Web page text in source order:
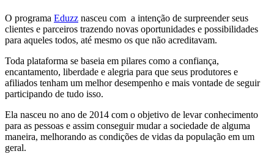
O programa Eduzz nasceu com a intenção de surpreender seus
clientes e parceiros trazendo novas oportunidades e possibilidades
para aqueles todos, até mesmo os que não acreditavam.
Toda plataforma se baseia em pilares como a confiança,
encantamento, liberdade e alegria para que seus produtores e
afiliados tenham um melhor desempenho e mais vontade de seguir
participando de tudo isso.
Ela nasceu no ano de 2014 com o objetivo de levar conhecimento
para as pessoas e assim conseguir mudar a sociedade de alguma
maneira, melhorando as condições de vidas da população em um
geral.